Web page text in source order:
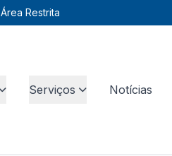
Área Restrita
Serviços Notícias